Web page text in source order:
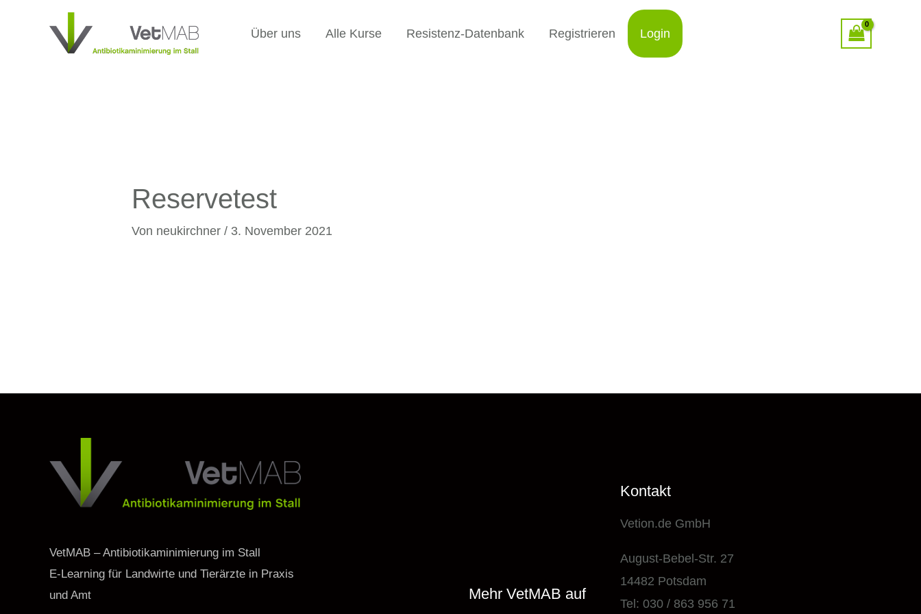
Über uns Alle Kurse Resistenz-Datenbank Registrieren Login
Reservetest
Von neukirchner/ 3. November 2021
VetMAB – Antibiotikaminimierung im Stall
E-Learning für Landwirte und Tierärzte in Praxis
und Amt
Mehr VetMAB auf
Kontakt
Vetion.de GmbH
August-Bebel-Str. 27
14482 Potsdam
Tel: 030 / 863 956 71